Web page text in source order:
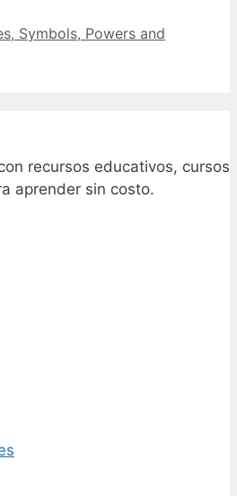
Symbols, Powers and
recursos educativos, cursos
aprender sin costo.